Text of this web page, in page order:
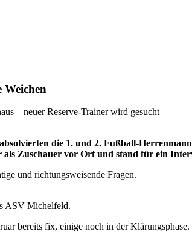
– neuer Reserve-Trainer wird gesucht
die 1. und 2. Fußball-
Zuschauer vor Ort und stand für ein
und richtungsweisende Fragen.
ASV Michelfeld.
bereits fix, einige noch in der Klärungsphase.